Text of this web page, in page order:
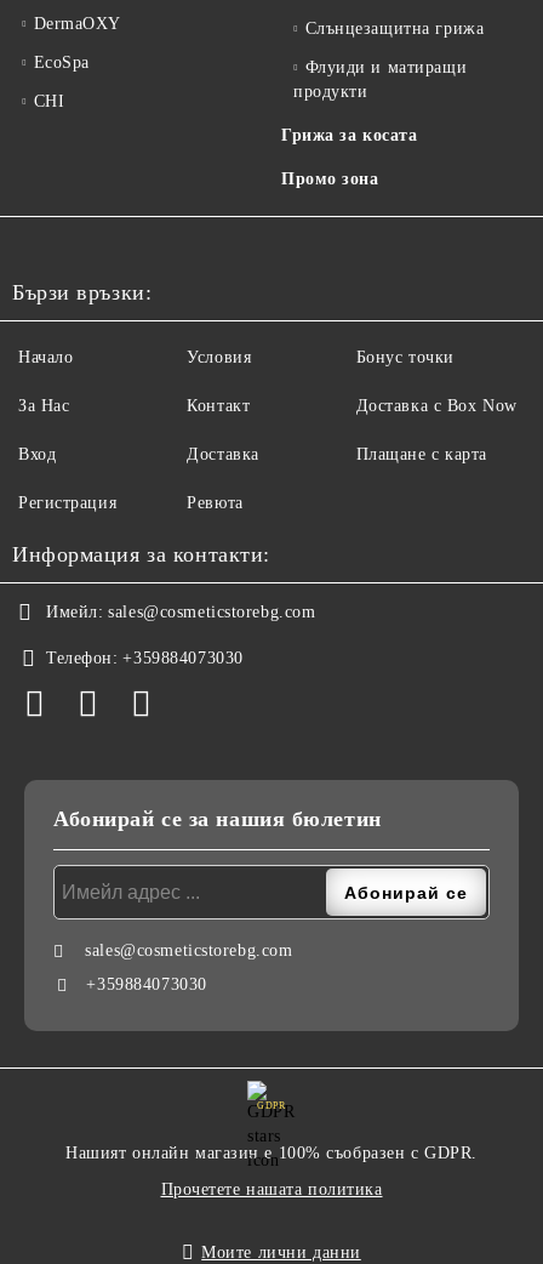
DermaOXY
EcoSpa
CHI
Слънцезащитна грижа
Флуиди и матиращи
продукти
Грижа за косата
Промо зона
Бързи връзки:
Начало
За Нас
Вход
Регистрация
Условия
Контакт
Доставка
Ревюта
Бонус точки
Доставка с Box Now
Плащане с карта
Информация за контакти:
Имейл: sales@cosmeticstorebg.com
Телефон: +359884073030
Абонирай се за нашия бюлетин
sales@cosmeticstorebg.com
+359884073030
GDPR
Нашият онлайн магазин е 100% съобразен с GDPR.
Прочетете нашата политика
Моите лични данни